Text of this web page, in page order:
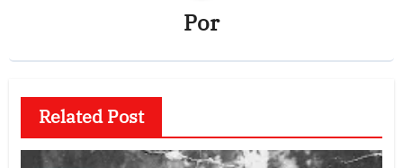
Por
Related Post